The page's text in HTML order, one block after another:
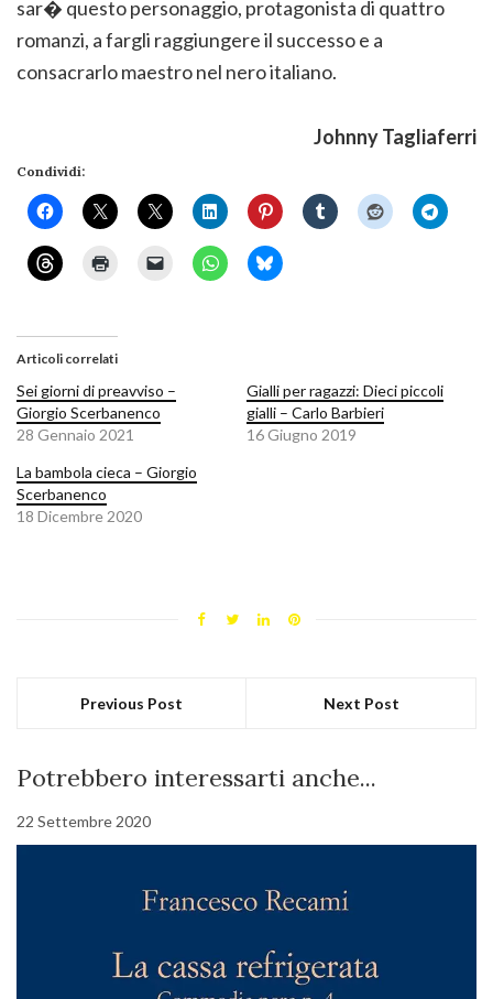
sar� questo personaggio, protagonista di quattro
romanzi, a fargli raggiungere il successo e a
consacrarlo maestro nel nero italiano.
Johnny Tagliaferri
Condividi:
Articoli correlati
Sei giorni di preavviso –
Giorgio Scerbanenco
28 Gennaio 2021
Gialli per ragazzi: Dieci piccoli
gialli – Carlo Barbieri
16 Giugno 2019
La bambola cieca – Giorgio
Scerbanenco
18 Dicembre 2020
Previous Post Next Post
Potrebbero interessarti anche...
22 Settembre 2020